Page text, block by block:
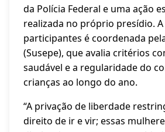
da Polícia Federal e uma ação
realizada no próprio presídio. A
participantes é coordenada
(Susepe), que avalia critérios
saudável e a regularidade do
crianças ao longo do ano.
“A privação de liberdade
direito de ir e vir; essas